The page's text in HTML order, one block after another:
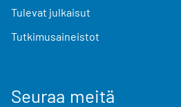
Tulevat julkaisut
Tutkimusaineistot
Seuraa meitä